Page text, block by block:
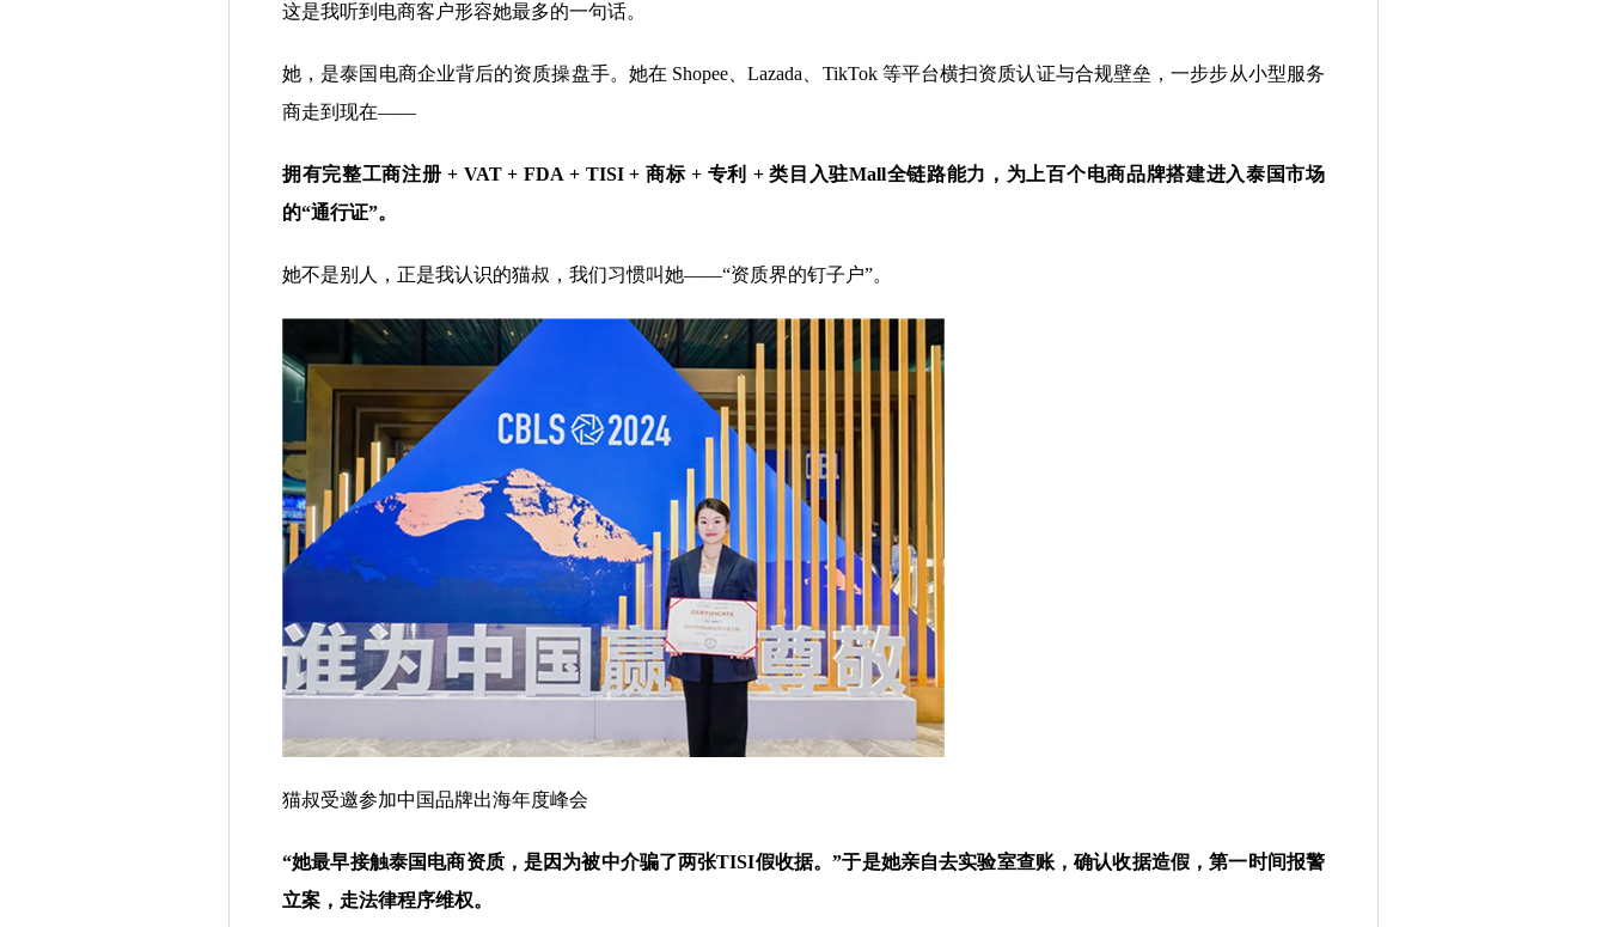
这是我听到电商客户形容她最多的一句话。
她，是泰国电商企业背后的资质操盘手。她在 Shopee、Lazada、TikTok 等平台横扫资质认证与合规壁垒，一步步从小型服务
商走到现在——
拥有完整工商注册 + VAT + FDA + TISI + 商标 + 专利 + 类目入驻Mall全链路能力，为上百个电商品牌搭建进入泰国市场
的“通行证”。
她不是别人，正是我认识的猫叔，我们习惯叫她——“资质界的钉子户”。
猫叔受邀参加中国品牌出海年度峰会
“她最早接触泰国电商资质，是因为被中介骗了两张TISI假收据。”于是她亲自去实验室查账，确认收据造假，第一时间报警
立案，走法律程序维权。